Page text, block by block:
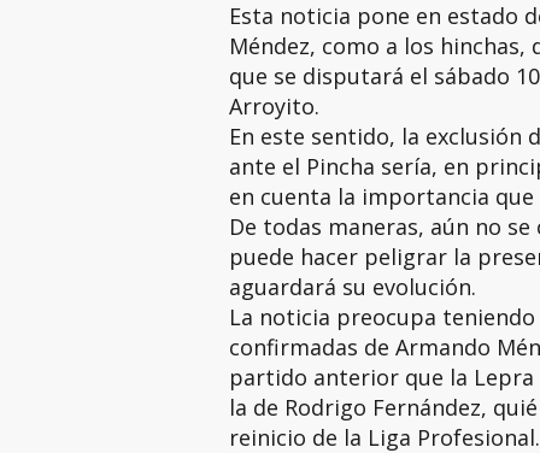
Esta noticia pone en estado
Méndez, como a los
que se disputará el sábado
Arroyito.
En este sentido, la exclusión
ante el Pincha sería, en
en cuenta la importancia
De todas maneras, aún no
puede hacer peligrar la
aguardará su evolución.
La noticia preocupa
confirmadas de Armando
partido anterior que la Lepra
la de Rodrigo Fernández,
reinicio de la Liga